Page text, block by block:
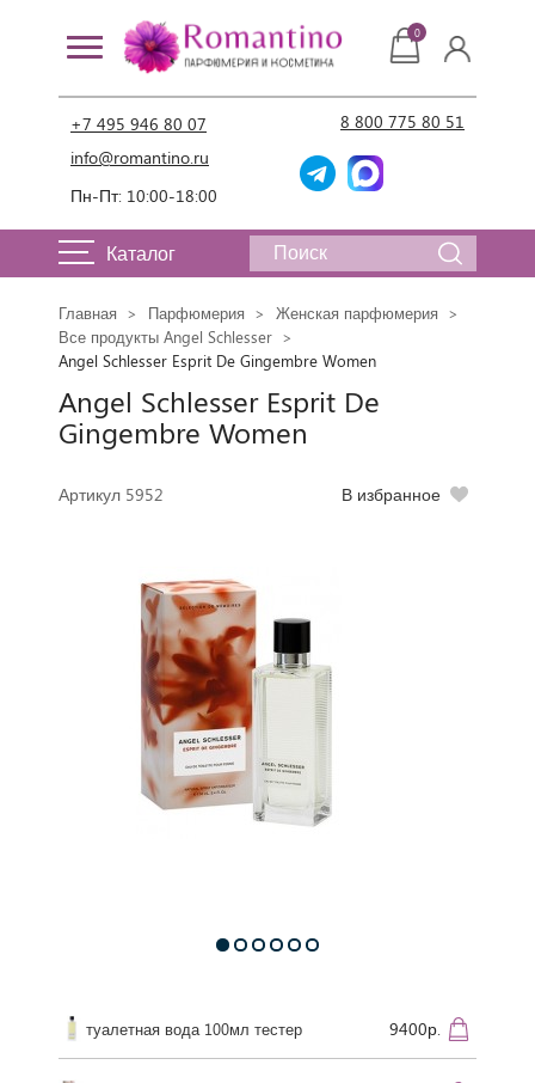
+7 495 946 80 07
info@romantino.ru
Пн-Пт: 10:00-18:00
8 800 775 80 51
0
Каталог
Главная Парфюмерия
Женская парфюмерия
Все продукты Angel Schlesser
Angel Schlesser Esprit De Gingembre Women
Angel Schlesser Esprit De
Gingembre Women
Артикул 5952 В избранное
туалетная вода 100мл тестер 9400р.